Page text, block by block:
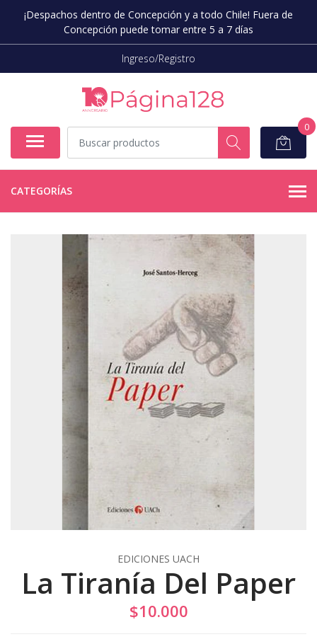
¡Despachos dentro de Concepción y a todo Chile! Fuera de
Concepción puede tomar entre 5 a 7 días
Ingreso/Registro
0
CATEGORÍAS
EDICIONES UACH
La Tiranía Del Paper
$10.000